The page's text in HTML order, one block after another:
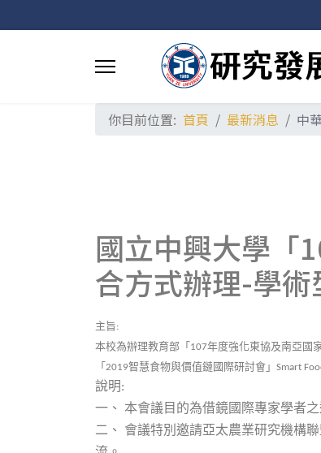
你目前位置: 首頁 最新消息 中
國立中興大學「
合方式辦理-學術
主旨:
本校為辦理教育部「107年度強化東協及南亞國
「2019智慧食物與價值鏈國際研討會」 Smart
說明:
一、 本會議目的為借鏡國際專家學者
二、 會議特別邀請亞太農業研究機構